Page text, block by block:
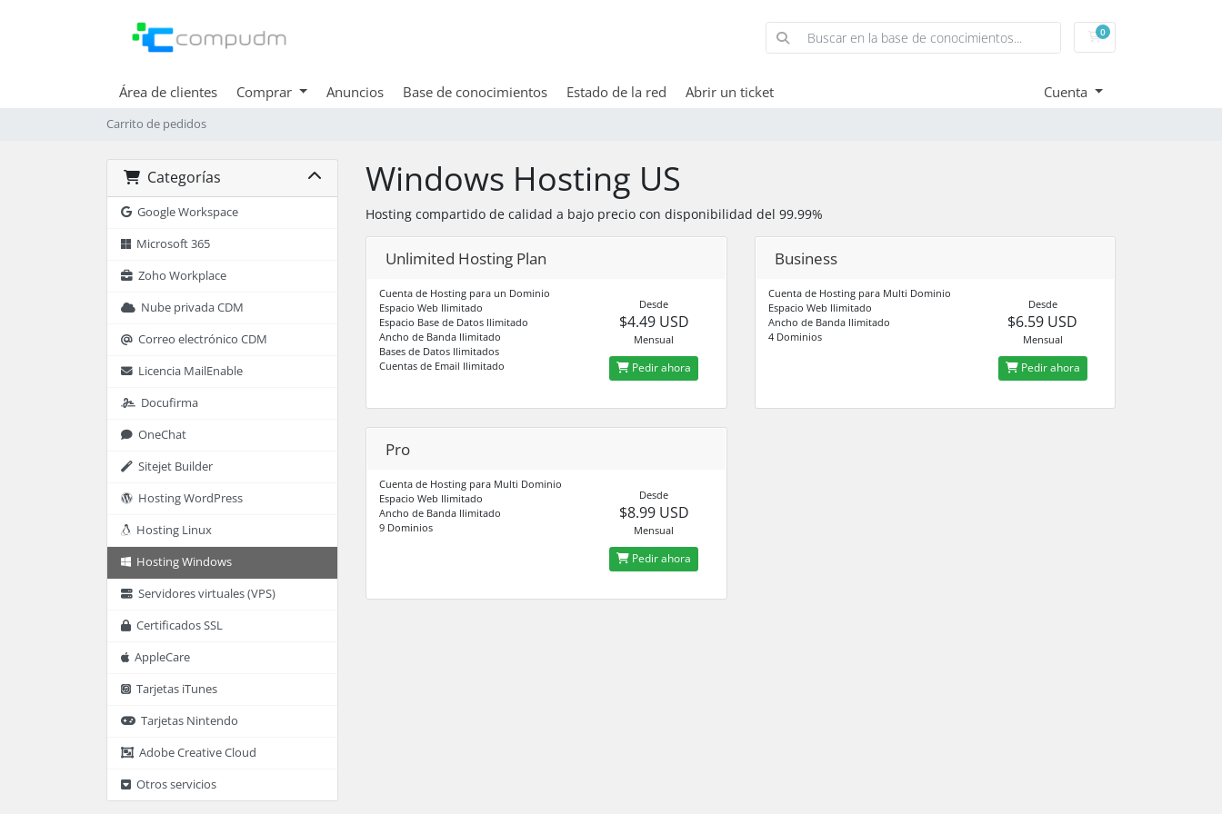
0Carrito de pedidos
Área de clientes Comprar Anuncios Base de conocimientos Estado de la red Abrir un ticket Cuenta
Carrito de pedidos
Categorías
Google Workspace
Microsoft 365
Zoho Workplace
Nube privada CDM
Correo electrónico CDM
Licencia MailEnable
Docufirma
OneChat
Sitejet Builder
Hosting WordPress
Hosting Linux
Hosting Windows
Servidores virtuales (VPS)
Certificados SSL
AppleCare
Tarjetas iTunes
Tarjetas Nintendo
Adobe Creative Cloud
Otros servicios
Windows Hosting US
Hosting compartido de calidad a bajo precio con disponibilidad del 99.99%
Unlimited Hosting Plan
Cuenta de Hosting para un Dominio
Espacio Web Ilimitado
Espacio Base de Datos Ilimitado
Ancho de Banda Ilimitado
Bases de Datos Ilimitados
Cuentas de Email Ilimitado
Desde
$4.49 USD
Mensual
Pedir ahora
Business
Cuenta de Hosting para Multi Dominio
Espacio Web Ilimitado
Ancho de Banda Ilimitado
4 Dominios
Desde
$6.59 USD
Mensual
Pedir ahora
Pro
Cuenta de Hosting para Multi Dominio
Espacio Web Ilimitado
Ancho de Banda Ilimitado
9 Dominios
Desde
$8.99 USD
Mensual
Pedir ahora